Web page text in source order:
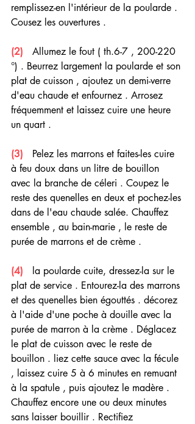
remplissez-en l'intérieur de la poularde .
Cousez les ouvertures .
(2)
Allumez le fout ( th.6-7 , 200-220
°) . Beurrez largement la poularde et son
plat de cuisson , ajoutez un demi-verre
d'eau chaude et enfournez . Arrosez
fréquemment et laissez cuire une heure
un quart .
(3)
Pelez les marrons et faites-les cuire
à feu doux dans un litre de bouillon
avec la branche de céleri . Coupez le
reste des quenelles en deux et pochez-les
dans de l'eau chaude salée. Chauffez
ensemble , au bain-marie , le reste de
purée de marrons et de crème .
(4)
la poularde cuite, dressez-la sur le
plat de service . Entourez-la des marrons
et des quenelles bien égouttés . décorez
à l'aide d'une poche à douille avec la
purée de marron à la crème . Déglacez
le plat de cuisson avec le reste de
bouillon . liez cette sauce avec la fécule
, laissez cuire 5 à 6 minutes en remuant
à la spatule , puis ajoutez le madère .
Chauffez encore une ou deux minutes
sans laisser bouillir . Rectifiez